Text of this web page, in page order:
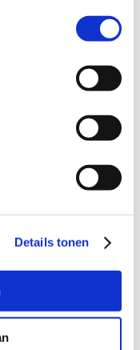
Details tonen
zijn?